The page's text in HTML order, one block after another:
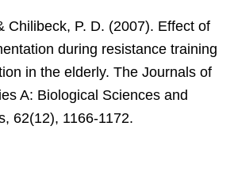
Chilibeck, P. D. (2007). Effect of
during resistance training
in the elderly. The Journals of
A: Biological Sciences and
62(12), 1166-1172.